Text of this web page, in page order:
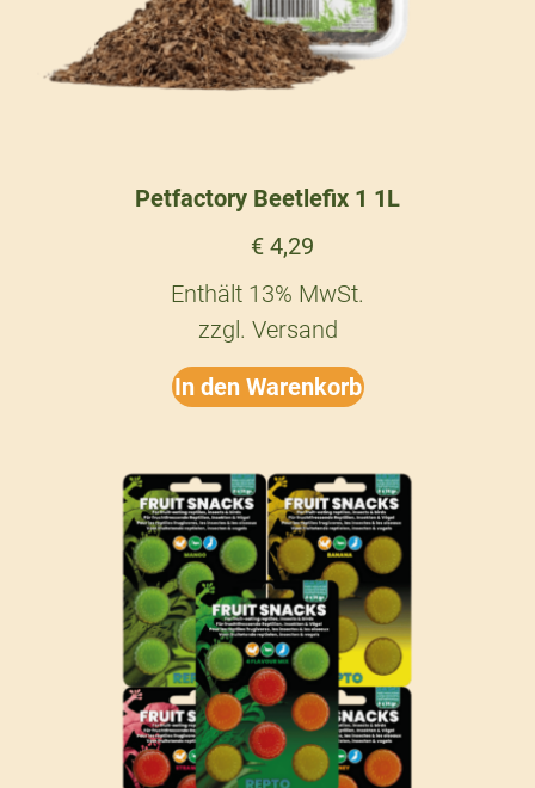
Petfactory Beetlefix 1 1L
€ 4,29
Enthält 13% MwSt.
zzgl. Versand
In den Warenkorb